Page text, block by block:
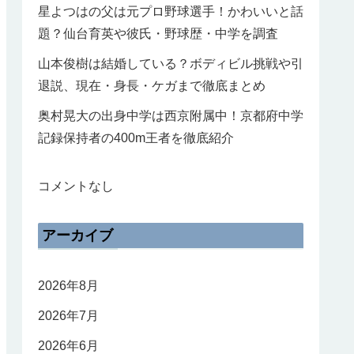
星よつはの父は元プロ野球選手！かわいいと話
題？仙台育英や彼氏・野球歴・中学を調査
山本俊樹は結婚している？ボディビル挑戦や引
退説、現在・身長・ケガまで徹底まとめ
奥村晃大の出身中学は西京附属中！京都府中学
記録保持者の400m王者を徹底紹介
コメントなし
アーカイブ
2026年8月
2026年7月
2026年6月